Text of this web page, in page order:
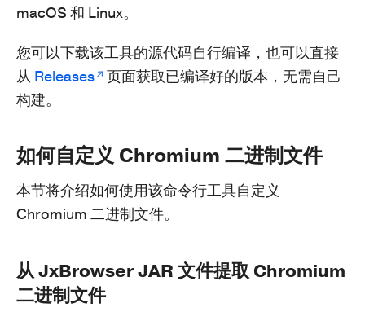
macOS 和 Linux。
您可以下载该工具的源代码自行编译，也可以直接
从 Releases
页面获取已编译好的版本，无需自己
构建。
如何自定义 Chromium 二进制文件
本节将介绍如何使用该命令行工具自定义
Chromium 二进制文件。
从 JxBrowser JAR 文件提取 Chromium
二进制文件